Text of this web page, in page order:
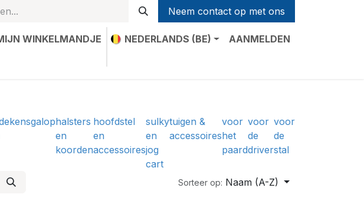
Neem contact op met ons
WINKELMANDJE NEDERLANDS (BE)
AANMELDEN
galophalsters
en
koorden
hoofdstel
en
accessoires
sulky
en
jog
cart
tuigen &
accessoires
voor
het
paard
voor
de
driver
voor
de
stal
Sorteer op: Naam (A-Z)